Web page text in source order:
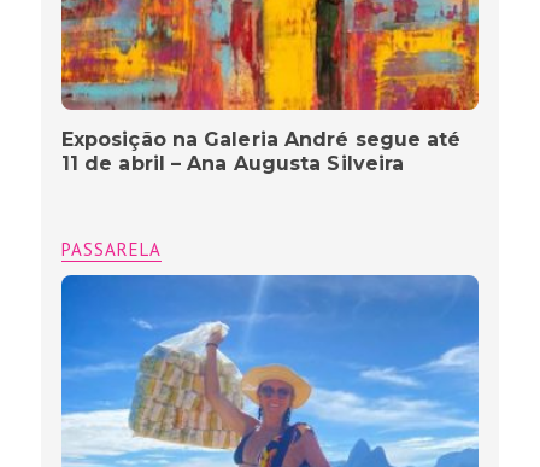
Exposição na Galeria André segue até
11 de abril – Ana Augusta Silveira
PASSARELA